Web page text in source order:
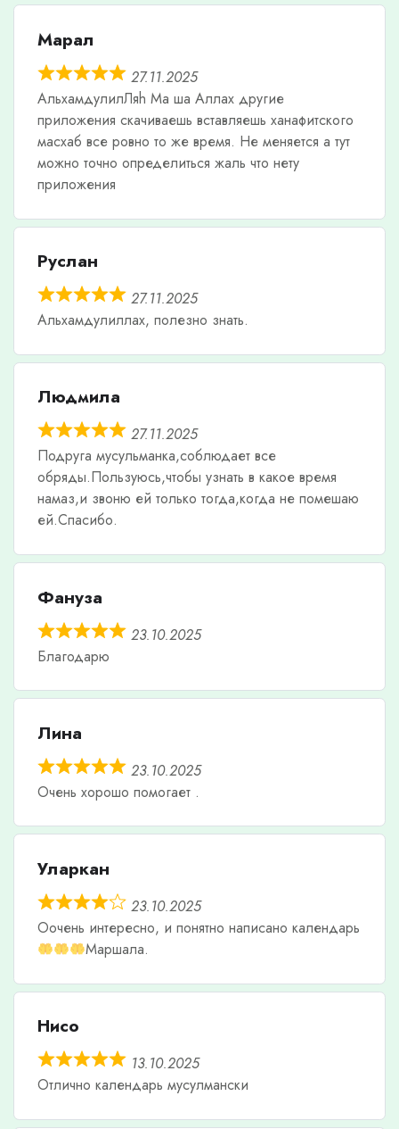
Марал
27.11.2025
АльхамдулилЛяh Ма ша Аллах другие
приложения скачиваешь вставляешь ханафитского
масхаб все ровно то же время. Не меняется а тут
можно точно определиться жаль что нету
приложения
Руслан
27.11.2025
Альхамдулиллах, полезно знать.
Людмила
27.11.2025
Подруга мусульманка,соблюдает все
обряды.Пользуюсь,чтобы узнать в какое время
намаз,и звоню ей только тогда,когда не помешаю
ей.Спасибо.
Фануза
23.10.2025
Благодарю
Лина
23.10.2025
Очень хорошо помогает .
Уларкан
23.10.2025
Оочень интересно, и понятно написано календарь
Маршала.
Нисо
13.10.2025
Отлично календарь мусулмански